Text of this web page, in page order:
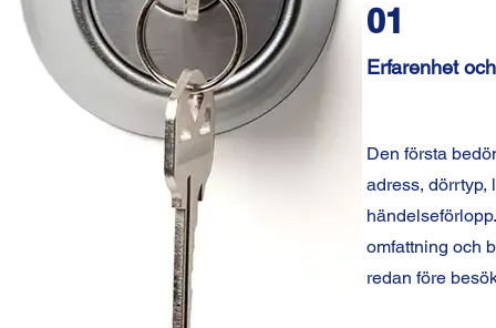
01
Erfarenhet
Den första
adress, dörrtyp,
omfattning och
redan före